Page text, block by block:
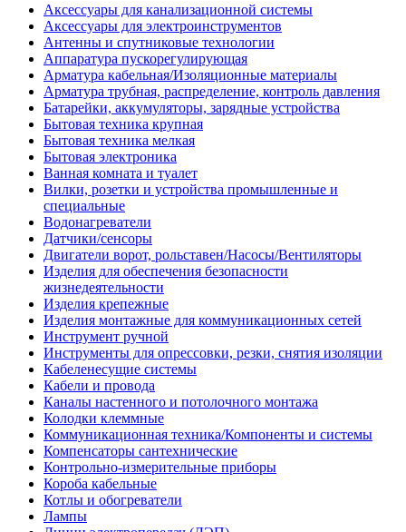
Аксессуары для канализационной системы
Аксессуары для электроинструментов
Антенны и спутниковые технологии
Аппаратура пускорегулирующая
Арматура кабельная/Изоляционные материалы
Арматура трубная, распределение, контроль давления
Батарейки, аккумуляторы, зарядные устройства
Бытовая техника крупная
Бытовая техника мелкая
Бытовая электроника
Ванная комната и туалет
Вилки, розетки и устройства промышленные и
специальные
Водонагреватели
Датчики/сенсоры
Двигатели ворот, рольставен/Насосы/Вентиляторы
Изделия для обеспечения безопасности
жизнедеятельности
Изделия крепежные
Изделия монтажные для коммуникационных сетей
Инструмент ручной
Инструменты для опрессовки, резки, снятия изоляции
Кабеленесущие системы
Кабели и провода
Каналы настенного и потолочного монтажа
Колодки клеммные
Коммуникационная техника/Компоненты и системы
Компенсаторы сантехнические
Контрольно-измерительные приборы
Короба кабельные
Котлы и обогреватели
Лампы